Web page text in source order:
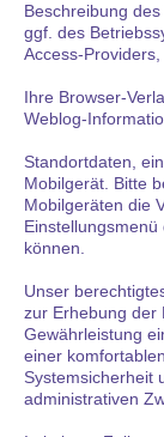
Beschreibung
ggf. des
Access-Providers,
Ihre Browser-
Weblog-
Standortdaten,
Mobilgerät. Bitte
Mobilgeräten die
können.
Unser
zur Erhebung der
Gewährleistung
einer
Systemsicherheit
administrativen